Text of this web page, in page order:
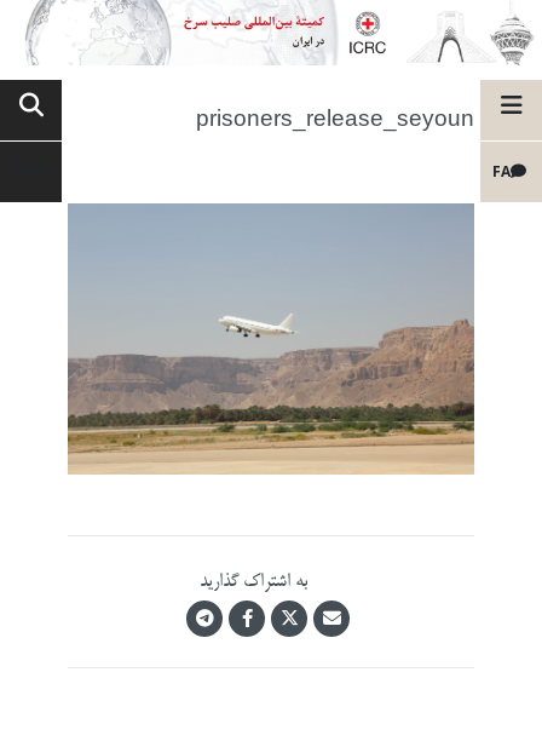
FA
prisoners_release_seyoun
به اشتراک گذارید